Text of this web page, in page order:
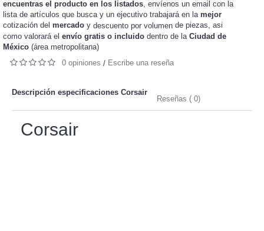
encuentras el producto en los listados, envíenos un email con la
lista de artículos que busca y un ejecutivo trabajará en la mejor
cotización del mercado y descuento por volumen de piezas, asi
como valorará el envío gratis o incluido dentro de la Ciudad de
México (área metropolitana)
0 opiniones / Escribe una reseña
Descripción especificaciones Corsair
Reseñas ( 0)
Corsair